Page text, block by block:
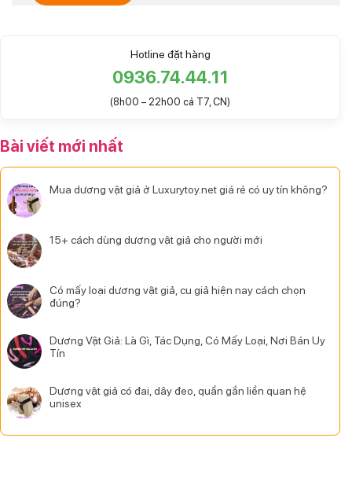
Hotline đặt hàng
0936.74.44.11
(8h00 – 22h00 cả T7, CN)
Bài viết mới nhất
Mua dương vật giả ở Luxurytoy.net giá rẻ có uy tín không?
15+ cách dùng dương vật giả cho người mới
Có mấy loại dương vật giả, cu giả hiện nay cách chọn
đúng?
Dương Vật Giả: Là Gì, Tác Dụng, Có Mấy Loại, Nơi Bán Uy
Tín
Dương vật giả có đai, dây đeo, quần gắn liền quan hệ
unisex